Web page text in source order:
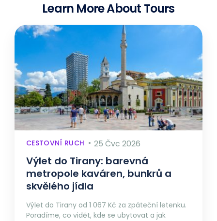
Learn More About Tours
CESTOVNÍ RUCH 25 Čvc 2026
Výlet do Tirany: barevná
metropole kaváren, bunkrů a
skvělého jídla
Výlet do Tirany od 1 067 Kč za zpáteční letenku.
Poradíme, co vidět, kde se ubytovat a jak